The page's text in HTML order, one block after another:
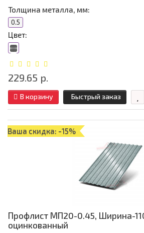
Толщина металла, мм:
0.5
Цвет:
229.65 р.
В корзину Быстрый заказ
Ваша скидка: -15%
Профлист МП20-0.45, Ширина-
оцинкованный